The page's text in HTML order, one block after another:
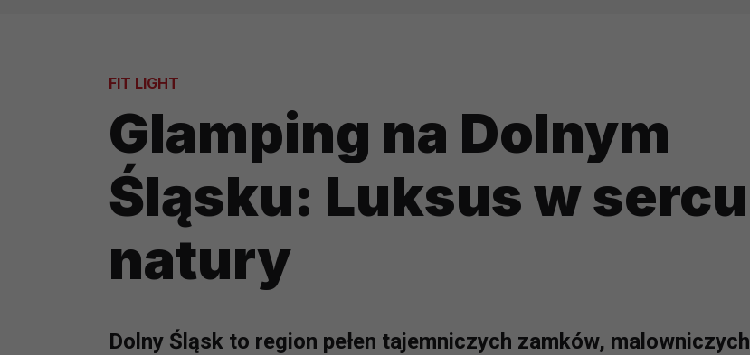
FIT LIGHT
Glamping na Dolnym
Śląsku: Luksus w sercu
natury
Dolny Śląsk to region pełen tajemniczych zamków, malowniczych